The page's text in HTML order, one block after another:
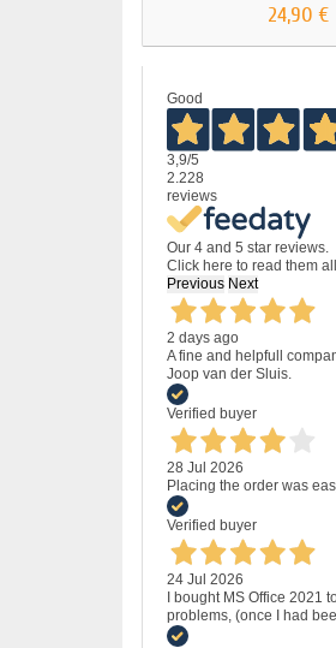
24,90 €
Good
3,9/5
2.228
reviews
Our 4 and 5 star reviews.
Click here to read them
Previous Next
2 days ago
A fine and helpfull
Joop van der Sluis.
Verified buyer
28 Jul 2026
Placing the order was
Verified buyer
24 Jul 2026
I bought MS Office
problems, (once I had